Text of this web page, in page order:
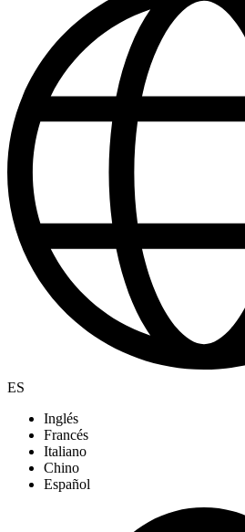
ES
Inglés
Francés
Italiano
Chino
Español